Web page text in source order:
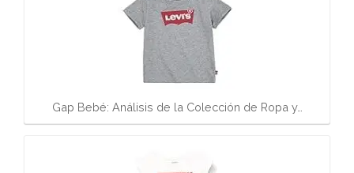
Gap Bebé: Análisis de la Colección de Ropa y…